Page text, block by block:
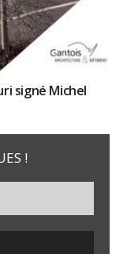
signé Michel
!